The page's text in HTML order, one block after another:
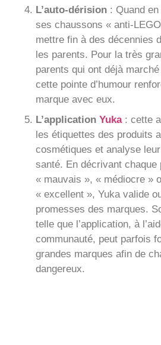
L’auto-dérision: Quand en
ses chaussons « anti-
mettre fin à des décennies
les parents. Pour la très
parents qui ont déjà
cette pointe d’humour
marque avec eux.
L’application Yuka: cette
les étiquettes des produits
cosmétiques et analyse
santé. En décrivant chaque
« mauvais », « médiocre »
« excellent », Yuka valide
promesses des marques.
telle que l’application, à
communauté, peut parfois
grandes marques afin de
dangereux.